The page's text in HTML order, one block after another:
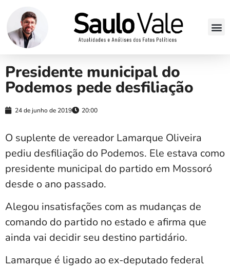
Presidente municipal do
Podemos pede desfiliação
24 de junho de 2019 20:00
O suplente de vereador Lamarque Oliveira
pediu desfiliação do Podemos. Ele estava como
presidente municipal do partido em Mossoró
desde o ano passado.
Alegou insatisfações com as mudanças de
comando do partido no estado e afirma que
ainda vai decidir seu destino partidário.
Lamarque é ligado ao ex-deputado federal